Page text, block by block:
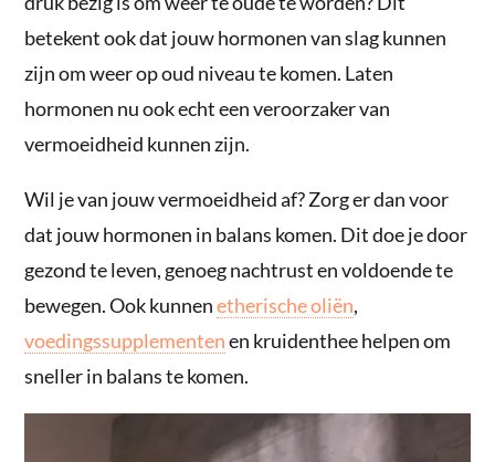
betekent ook dat jouw hormonen van slag kunnen
zijn om weer op oud niveau te komen. Laten
hormonen nu ook echt een veroorzaker van
vermoeidheid kunnen zijn.
Wil je van jouw vermoeidheid af? Zorg er dan voor
dat jouw hormonen in balans komen. Dit doe je door
gezond te leven, genoeg nachtrust en voldoende te
bewegen. Ook kunnenetherische oliën,
voedingssupplementenen kruidenthee helpen om
sneller in balans te komen.